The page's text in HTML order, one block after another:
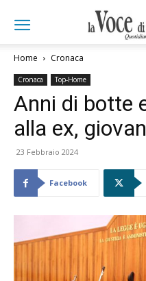
Home Cronaca
Cronaca Top-Home
Anni di botte
alla ex,
23 Febbraio 2024
Facebook